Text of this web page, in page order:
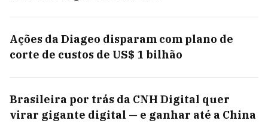
Ações da Diageo disparam com plano de
corte de custos de US$ 1 bilhão
Brasileira por trás da CNH Digital quer
virar gigante digital — e ganhar até a China